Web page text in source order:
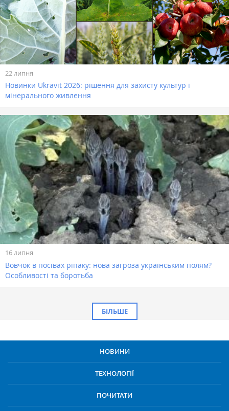
22 липня
Новинки Ukravit 2026: рішення для захисту культур і
мінерального живлення
16 липня
Вовчок в посівах ріпаку: нова загроза українським полям?
Особливості та боротьба
БІЛЬШЕ
НОВИНИ
ТЕХНОЛОГІЇ
ПОЧИТАТИ